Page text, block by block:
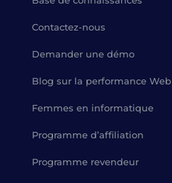
Contactez-nous
Demander une démo
Blog sur la performance Web
Femmes en informatique
Programme d’affiliation
Programme revendeur